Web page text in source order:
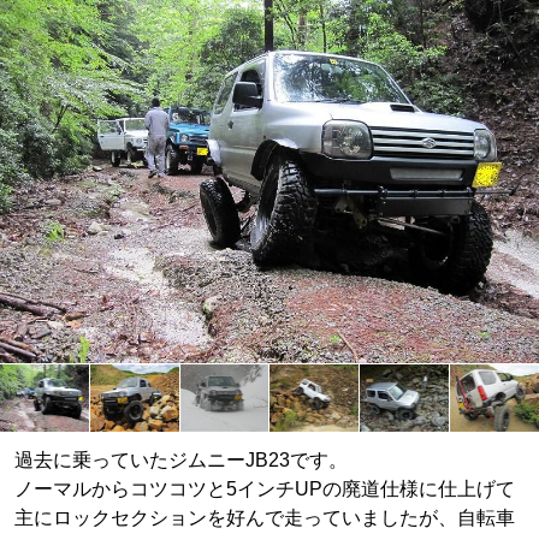
過去に乗っていたジムニーJB23です。
ノーマルからコツコツと5インチUPの廃道仕様に仕上げて
主にロックセクションを好んで走っていましたが、自転車